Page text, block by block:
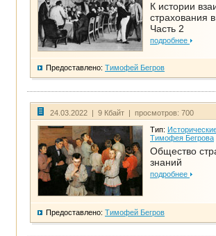
К истории
страхования
Часть 2
подробнее
Предоставлено: Тимофей Бегров
24.03.2022 | 9 Кбайт | просмотров: 700
Тип:
Тимофея Бегрова
Общество
знаний
подробнее
Предоставлено: Тимофей Бегров